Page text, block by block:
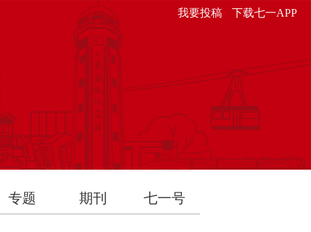
我要投稿 下载七一APP
专题 期刊 七一号